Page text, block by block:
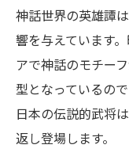
神話世界の英雄譚
響を与えています
アで神話のモチー
型となっているの
日本の伝説的武将
返し登場します。